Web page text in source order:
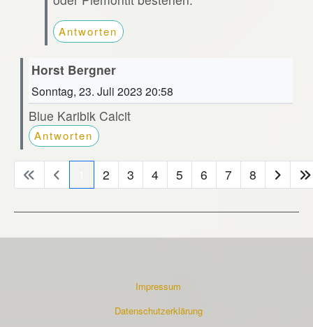
Antworten
Horst Bergner
Sonntag, 23. Juli 2023 20:58
Blue Karibik Calcit
Antworten
2 3 4 5 6 7 8
Impressum
Datenschutzerklärung